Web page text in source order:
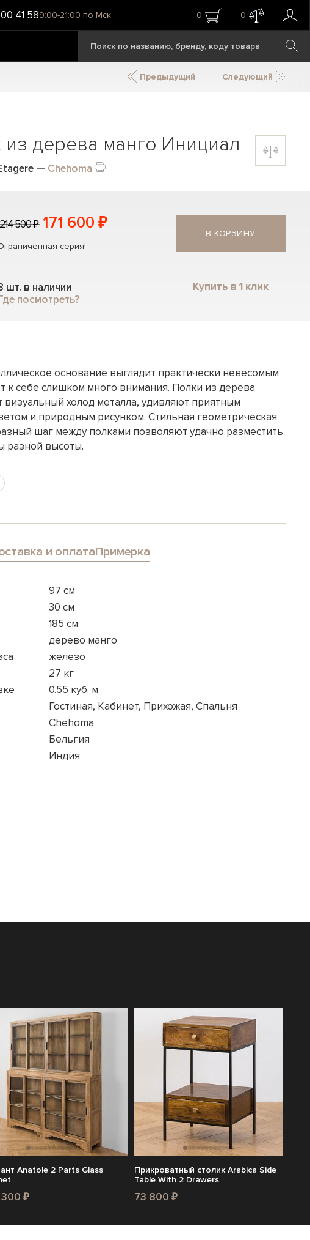
41 589:00-21:00 по Мск 0 0
Предыдущий Следующий
из дерева манго Инициал
— Chehoma
214 500 ₽ 171 600 ₽
серия!
шт. в наличии
посмотреть?
В КОРЗИНУ
Купить в 1 клик
основание выглядит практически невесомым
к себе слишком много внимания. Полки из дерева
визуальный холод металла, удивляют приятным
и природным рисунком. Стильная геометрическая
шаг между полками позволяют удачно разместить
разной высоты.
и оплатаПримерка
97 см
30 см
185 см
дерево манго
железо
27 кг
0.55 куб. м
Гостиная, Кабинет, Прихожая, Спальня
Chehoma
Бельгия
Индия
Anatole 2 Parts Glass
₽
Прикроватный столик Arabica Side
Table With 2 Drawers
73 800 ₽